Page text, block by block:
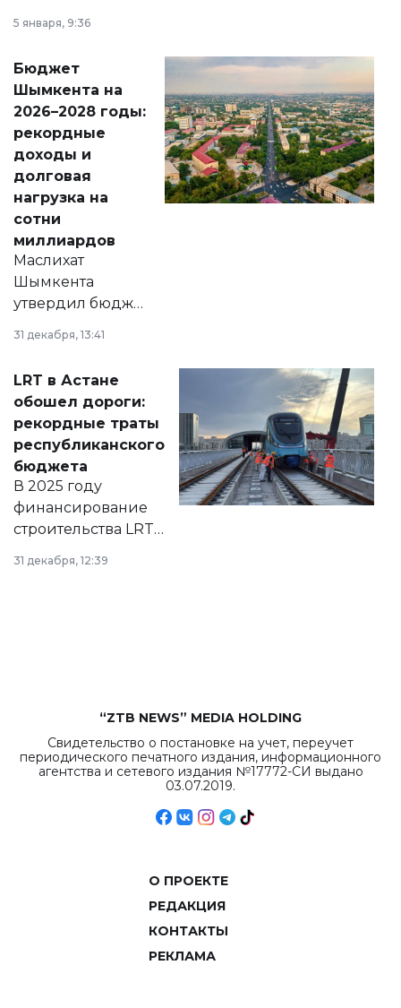
принести
народу
Венесуэлы.
5 января, 9:36
Бюджет
Шымкента на
2026–2028 годы:
рекордные
доходы и
долговая
нагрузка на
сотни
миллиардов
Маслихат
Шымкента
утвердил бюджет
города на 2026–
2028 годы.
документ
появился в базе
нормативных
правовых актов и
на сайте маслихат
города.
31 декабря, 13:41
LRT в Астане
обошел дороги:
рекордные траты
республиканского
бюджета
В 2025 году
финансирование
строительства LRT
в Астане из
республиканского
31 декабря, 12:39
“ZTB NEWS” MEDIA HOLDING
Свидетельство о постановке на учет, переучет
периодического печатного издания, информационного
агентства и сетевого издания №17772-СИ выдано
03.07.2019.
О ПРОЕКТЕ
РЕДАКЦИЯ
КОНТАКТЫ
РЕКЛАМА